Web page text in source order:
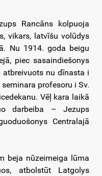
Rancāns kolpuoja
vikars, latvīšu volūdys
Nu 1914. goda beigu
piec sasaindiešonys
nu dīnasta i
profesoru i Sv.
Vēļ kara laikā
darbeiba – Jezups
Centralajā
beja nūzeimeiga lūma
atbolstūt Latgolys